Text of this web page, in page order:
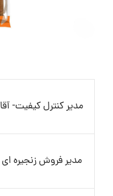
مدیر کنترل کیفیت- آقا
مدیر فروش زنجیره ای